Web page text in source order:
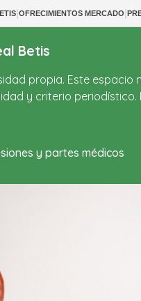
|OFRECIMIENTOS MERCADO|
Betis
propia. Este
y criterio
y partes médicos